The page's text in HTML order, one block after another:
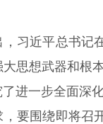
近平总书记在
思想武器和根
进一步全面深
围绕即将召开